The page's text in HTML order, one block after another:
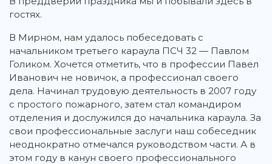
гостях.
В Мирном, нам удалось побеседовать с
начальником третьего караула ПСЧ 32 — Павлом
Голиком. Хочется отметить, что в профессии Павел
Иванович не новичок, а профессионал своего
дела. Начинал трудовую деятельность в 2007 году
с простого пожарного, затем стал командиром
отделения и дослужился до начальника караула. За
свои профессиональные заслуги наш собеседник
неоднократно отмечался руководством части. А в
этом году в канун своего профессионального